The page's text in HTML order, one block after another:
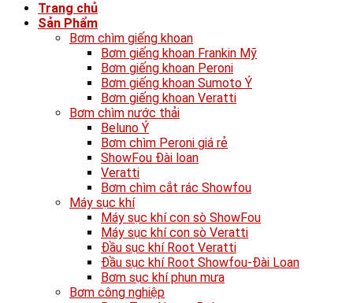
Trang chủ
Sản Phẩm
Bơm chìm giếng khoan
Bơm giếng khoan Frankin Mỹ
Bơm giếng khoan Peroni
Bơm giếng khoan Sumoto Ý
Bơm giếng khoan Veratti
Bơm chìm nước thải
Beluno Ý
Bơm chìm Peroni giá rẻ
ShowFou Đài loan
Veratti
Bơm chìm cắt rác Showfou
Máy sục khí
Máy sục khí con sò ShowFou
Máy sục khí con sò Veratti
Đầu sục khí Root Veratti
Đầu sục khí Root Showfou-Đài Loan
Bơm sục khí phun mưa
Bơm công nghiệp